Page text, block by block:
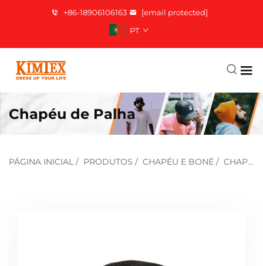
+86-18906106163
[email protected]
PT
Chapéu de Palha
PÁGINA INICIAL / PRODUTOS / CHAPÉU E BONÉ / CHAPÉU DE PALHA